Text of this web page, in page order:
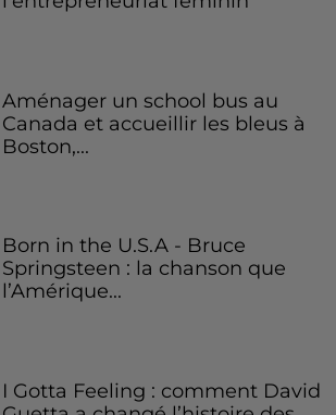
Aménager un school bus au
Canada et accueillir les bleus à
Boston,...
Born in the U.S.A - Bruce
Springsteen : la chanson que
l’Amérique...
I Gotta Feeling : comment David